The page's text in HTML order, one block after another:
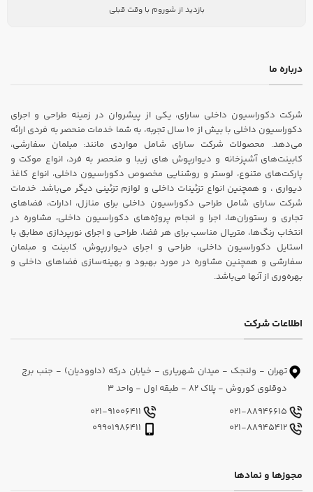
بازدید از شوروم با وقت قبلی
درباره ما
شرکت دکوراسیون داخلی سارای، یکی از پیشروان در زمینه طراحی و اجرای
دکوراسیون داخلی با بیش از ۱۰ سال تجربه، به شما خدمات منحصر به فردی ارائه
می‌دهد. محصولات شرکت سارای شامل مواردی مانند: مبلمان سفارشی،
کابینت‌های آشپزخانه و دیوارپوش های زیبا و منحصر به فرد، انواع موکت و
پارکت‌های متنوع، لوستر و روشنایی مخصوص دکوراسیون داخلی، انواع کاغذ
دیواری ، و همچنین انواع تزئینات داخلی و لوازم تزئینی دیگر می‌باشد. خدمات
شرکت سارای شامل طراحی دکوراسیون داخلی برای منازل، ادارات، فضاهای
تجاری و رستوران‌ها، اجرا و انجام پروژه‌های دکوراسیون داخلی، مشاوره در
انتخاب رنگ‌ها، متریال مناسب برای هر فضا، طراحی و اجرای نورپردازی مطابق با
استایل دکوراسیون داخلی، طراحی و اجرای دیواررپوش، کابینت و مبلمان
سفارشی و همچنین مشاوره در مورد بهبود و بهینه‌سازی فضاهای داخلی و
بهره‌وری از آنها می‌باشد.
اطلاعات شرکت
تهران - ولنجک - میدان شهریاری - خیابان درکه (داوودیان) - جنب برج
دوقلوی کوروش - پلاک 82 - طبقه اول - واحد 3
مجوزها و نمادها